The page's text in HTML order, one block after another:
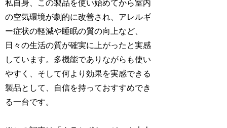
私自身、この製品を使い始めてから室内
の空気環境が劇的に改善され、アレルギ
ー症状の軽減や睡眠の質の向上など、
日々の生活の質が確実に上がったと実感
しています。多機能でありながらも使い
やすく、そして何より効果を実感できる
製品として、自信を持っておすすめでき
る一台です。